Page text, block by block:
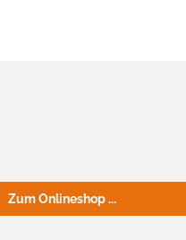
Zum Onlineshop ...